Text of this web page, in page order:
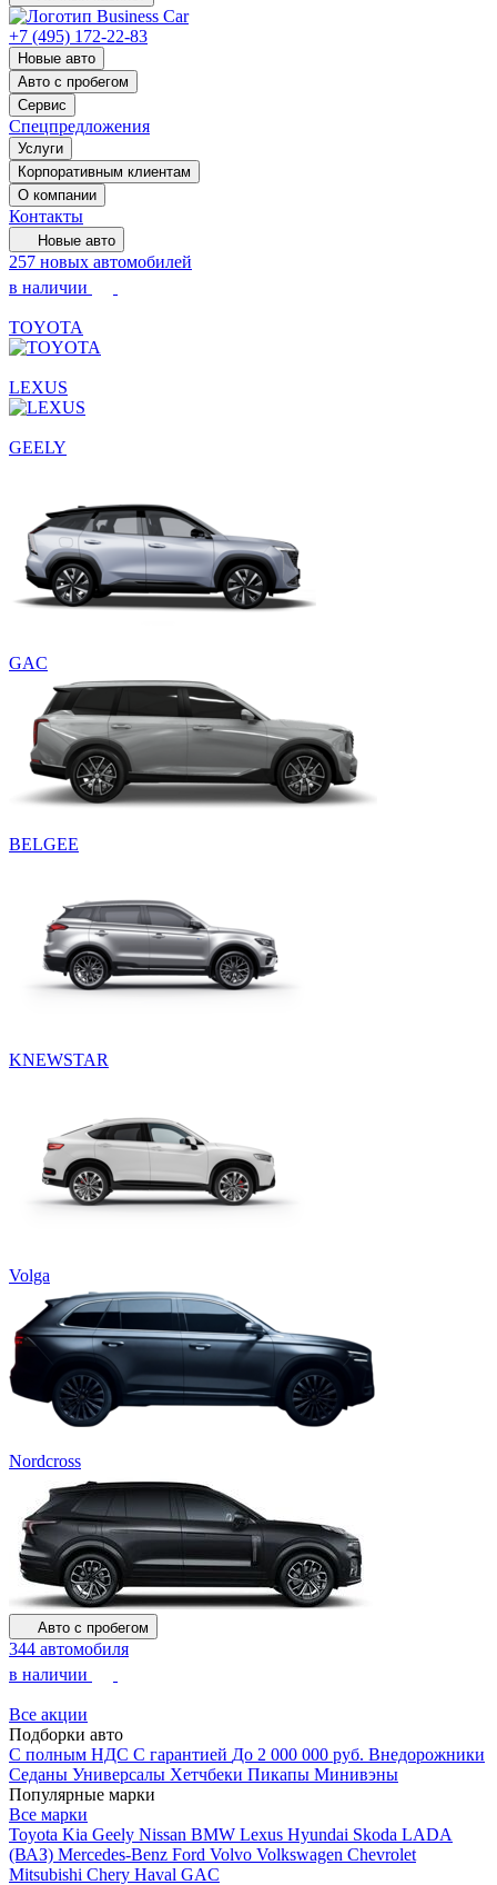
+7 (495) 172-22-83
Новые авто
Авто с пробегом
Сервис
Спецпредложения
Услуги
Корпоративным клиентам
О компании
Контакты
Новые авто
257 новых автомобилей
в наличии
TOYOTA
LEXUS
GEELY
GAC
BELGEE
KNEWSTAR
Volga
Nordcross
Авто с пробегом
344 автомобиля
в наличии
Все акции
Подборки авто
С полным НДС С гарантией До 2 000 000 руб. Внедорожники
Седаны Универсалы Хетчбеки Пикапы Минивэны
Популярные марки
Все марки
Toyota Kia Geely Nissan BMW Lexus Hyundai Skoda LADA
(ВАЗ) Mercedes-Benz Ford Volvo Volkswagen Chevrolet
Mitsubishi Chery Haval GAC